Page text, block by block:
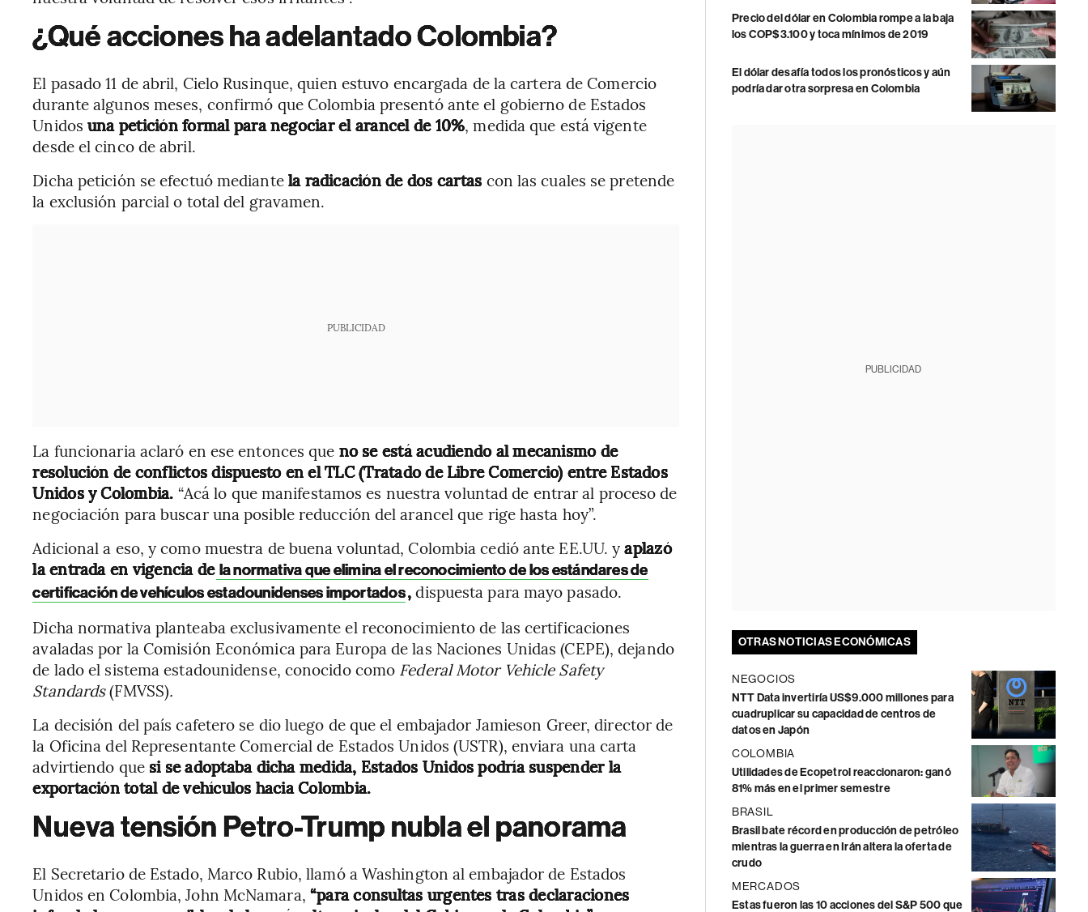
¿Qué acciones ha adelantado Colombia?
El pasado 11 de abril, Cielo Rusinque, quien estuvo encargada de la cartera de Comercio
durante algunos meses, confirmó que Colombia presentó ante el gobierno de Estados
Unidosuna petición formal para negociar el arancel de 10%, medida que está vigente
desde el cinco de abril.
Dicha petición se efectuó mediantela radicación de dos cartas con las cuales se pretende
la exclusión parcial o total del gravamen.
PUBLICIDAD
La funcionaria aclaró en ese entonces que no se está acudiendo al mecanismo de
resolución de conflictos dispuesto en el TLC (Tratado de Libre Comercio) entre Estados
Unidos y Colombia. “Acá lo que manifestamos es nuestra voluntad de entrar al proceso de
negociación para buscar una posible reducción del arancel que rige hasta hoy”.
Adicional a eso, y como muestra de buena voluntad, Colombia cedió ante EE.UU. yaplazó
la entrada en vigencia de la normativa que elimina el reconocimiento de los estándares de
certificación de vehículos estadounidensesimportados,dispuesta para mayo pasado.
Dicha normativa planteaba exclusivamente el reconocimiento de las certificaciones
avaladas por la Comisión Económica para Europa de las Naciones Unidas (CEPE), dejando
de lado el sistema estadounidense, conocido como Federal Motor Vehicle Safety
Standards(FMVSS).
La decisión del país cafetero se dio luego de que el embajador Jamieson Greer, director de
la Oficina del Representante Comercial de Estados Unidos (USTR), enviara una carta
advirtiendo que si se adoptaba dicha medida, Estados Unidos podría suspender la
exportación total de vehículos hacia Colombia.
Nueva tensión Petro-Trump nubla el panorama
El Secretario de Estado, Marco Rubio, llamó a Washington al embajador de Estados
Unidos en Colombia, John McNamara, “para consultas urgentes tras declaraciones
Precio del dólar en Colombia rompe a la baja
los COP$3.100 y toca mínimos de 2019
El dólar desafía todos los pronósticos y aún
podría dar otra sorpresa en Colombia
PUBLICIDAD
OTRAS NOTICIAS ECONÓMICAS
NEGOCIOS
NTT Data invertiría US$9.000 millones para
cuadruplicar su capacidad de centros de
datos en Japón
COLOMBIA
Utilidades de Ecopetrol reaccionaron: ganó
81% más en el primer semestre
BRASIL
Brasil bate récord en producción de petróleo
mientras la guerra en Irán altera la oferta de
crudo
MERCADOS
Estas fueron las 10 acciones del S&P 500 que